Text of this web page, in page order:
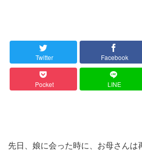
Twitter Facebook
Pocket LINE
先日、娘に会った時に、お母さんは